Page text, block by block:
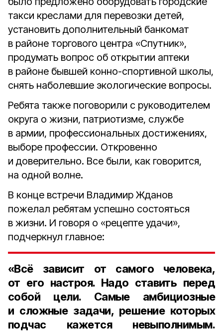
такси креслами для перевозки детей,
установить дополнительный банкомат
в районе торгового центра «Спутник»,
продумать вопрос об открытии аптеки
в районе бывшей конно-спортивной школы,
снять наболевшие экологические вопросы.
Ребята также поговорили с руководителем
округа о жизни, патриотизме, службе
в армии, профессиональных достижениях,
выборе профессии. Откровенно
и доверительно. Все были, как говорится,
на одной волне.
В конце встречи Владимир Жданов
пожелал ребятам успешно состояться
в жизни. И говоря о «рецепте удачи»,
подчеркнул главное:
«Всё зависит от самого человека,
от его настроя. Надо ставить перед
собой цели. Самые амбициозные
и сложные задачи, решение которых
подчас кажется невыполнимым.